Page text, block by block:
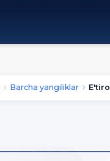
Barcha yangiliklar